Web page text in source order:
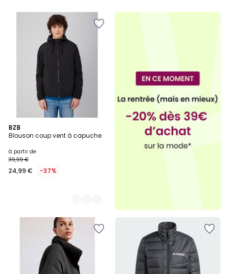
BZB
Blouson coup vent à capuche
à partir de
39,99 €
24,99 € -37%
2
Couleurs